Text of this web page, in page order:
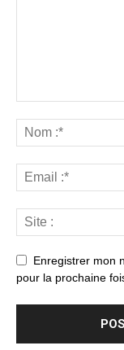
Enregistrer mon
pour la prochaine